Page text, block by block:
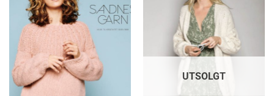
UTSOLGT